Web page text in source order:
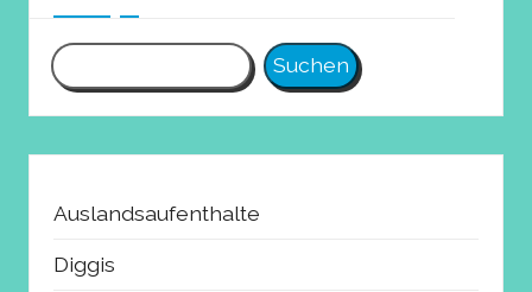
Suchen
Auslandsaufenthalte
Diggis